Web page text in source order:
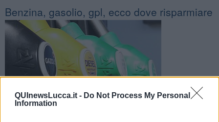
QUInewsLucca.it - Do Not Process My Personal
Information
Benzina, gasolio, gpl, ecco dove risparmiare